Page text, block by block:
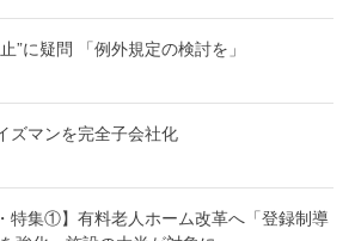
”に疑問 「例外規定の検討を」
ズマンを完全子会社化
特集①】有料老人ホーム改革へ「登録制導